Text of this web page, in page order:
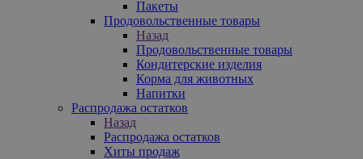
Пакеты
Продовольственные товары
Назад
Продовольственные товары
Кондитерские изделия
Корма для животных
Напитки
Распродажа остатков
Назад
Распродажа остатков
Хиты продаж